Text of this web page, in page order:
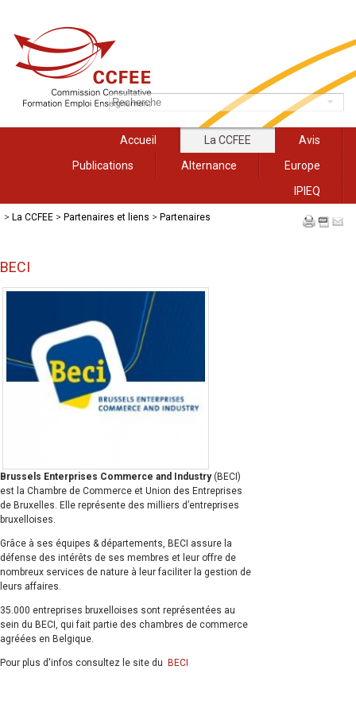
Accueil La CCFEE
Avis
Publications
Alternance
Europe
IPIEQ
> La CCFEE > Partenaires et liens > Partenaires
BECI
Brussels Enterprises Commerce and Industry(BECI)
est la Chambre de Commerce et Union des Entreprises
de Bruxelles. Elle représente des milliers d’entreprises
bruxelloises.
Grâce à ses équipes & départements, BECI assure la
défense des intérêts de ses membres et leur offre de
nombreux services de nature à leur faciliter la gestion de
leurs affaires.
35.000 entreprises bruxelloises sont représentées au
sein du BECI, qui fait partie des chambres de commerce
agréées en Belgique.
Pour plus d'infos consultez le site du BECI